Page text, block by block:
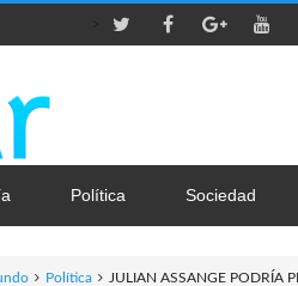
Política Sociedad
Política JULIAN ASSANGE PODRÍA